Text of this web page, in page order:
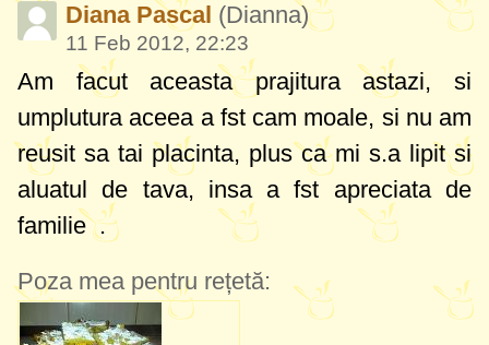
Diana Pascal (Dianna)
11 Feb 2012, 22:23
Am facut aceasta prajitura astazi, si
umplutura aceea a fst cam moale, si nu am
reusit sa tai placinta, plus ca mi s.a lipit si
aluatul de tava, insa a fst apreciata de
familie .
Poza mea pentru rețetă: